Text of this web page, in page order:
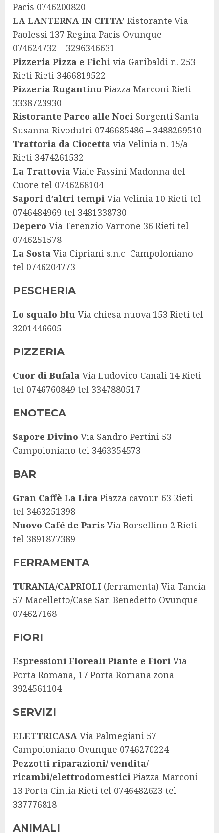
Pacis 0746200820
LA LANTERNA IN CITTA’ Ristorante Via
Paolessi 137 Regina Pacis Ovunque
074624732 – 3296346631
Pizzeria Pizza e Fichi via Garibaldi n. 253
Rieti Rieti 3466819522
Pizzeria Rugantino Piazza Marconi Rieti
3338723930
Ristorante Parco alle Noci Sorgenti Santa
Susanna Rivodutri 0746685486 – 3488269510
Trattoria da Ciocetta via Velinia n. 15/a
Rieti 3474261532
La Trattovia Viale Fassini Madonna del
Cuore tel 0746268104
Sapori d’altri tempi Via Velinia 10 Rieti tel
0746484969 tel 3481338730
Depero Via Terenzio Varrone 36 Rieti tel
0746251578
La Sosta Via Cipriani s.n.c Campoloniano
tel 0746204773
PESCHERIA
Lo squalo blu Via chiesa nuova 153 Rieti tel
3201446605
PIZZERIA
Cuor di Bufala Via Ludovico Canali 14 Rieti
tel 0746760849 tel 3347880517
ENOTECA
Sapore Divino Via Sandro Pertini 53
Campoloniano tel 3463354573
BAR
Gran Caffè La Lira Piazza cavour 63 Rieti
tel 3463251398
Nuovo Café de Paris Via Borsellino 2 Rieti
tel 3891877389
FERRAMENTA
TURANIA/CAPRIOLI (ferramenta) Via Tancia
57 Macelletto/Case San Benedetto Ovunque
074627168
FIORI
Espressioni Floreali Piante e Fiori Via
Porta Romana, 17 Porta Romana zona
3924561104
SERVIZI
ELETTRICASA Via Palmegiani 57
Campoloniano Ovunque 0746270224
Pezzotti riparazioni/ vendita/
ricambi/elettrodomestici Piazza Marconi
13 Porta Cintia Rieti tel 0746482623 tel
337776818
ANIMALI